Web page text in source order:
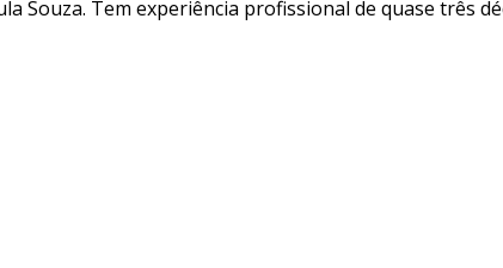
Souza. Tem experiência profissional de quase três